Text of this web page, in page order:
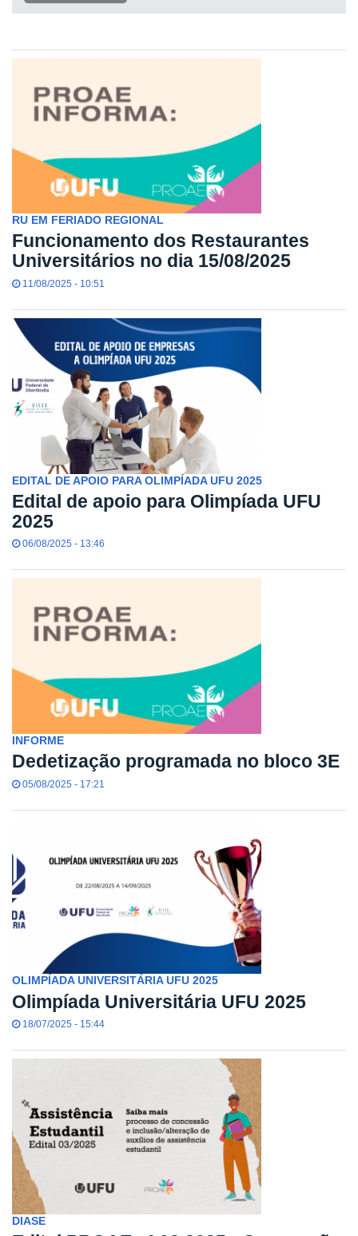
RU EM FERIADO REGIONAL
Funcionamento dos Restaurantes
Universitários no dia 15/08/2025
11/08/2025 - 10:51
EDITAL DE APOIO PARA OLIMPÍADA UFU 2025
Edital de apoio para Olimpíada UFU
2025
06/08/2025 - 13:46
INFORME
Dedetização programada no bloco 3E
05/08/2025 - 17:21
OLIMPÍADA UNIVERSITÁRIA UFU 2025
Olimpíada Universitária UFU 2025
18/07/2025 - 15:44
DIASE